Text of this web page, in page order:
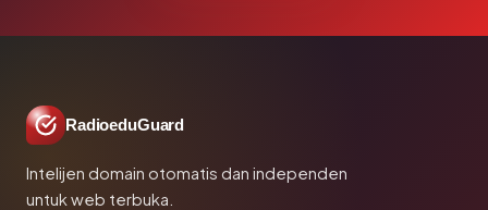
RadioeduGuard
Intelijen domain otomatis dan independen
untuk web terbuka.